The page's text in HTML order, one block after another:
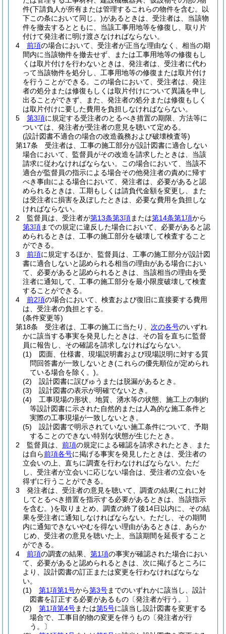
件(下請負人が所有または管理するこれらの物件を含む。以
下この条において同じ。)があるときは、受注者は、当該物
件を撤去するとともに、当該工事用地等を修復し、取り片
付けて発注者に明け渡さなければならない。
4
前項の場合において、受注者が正当な理由なく、相当の期
間内に当該物件を撤去せず、または工事用地等の修復もし
くは取片付けを行わないときは、発注者は、受注者に代わ
って当該物件を処分し、工事用地等の修復または取片付け
を行うことができる。
この場合において、受注者は、発注
者の処分または修復もしくは取片付けについて異議を申し
出ることができず、また、発注者の処分または修復もしく
は取片付けに要した費用を負担しなければならない。
5
第3項に規定する受注者のとるべき措置の期限、方法等に
ついては、発注者が受注者の意見を聴いて定める。
(設計図書不適合の場合の改造義務および破壊検査等)
第17条
受注者は、工事の施工部分が設計図書に適合しない
場合において、監督員がその改造を請求したときは、当該
請求に従わなければならない。
この場合において、当該不
適合が監督員の指示による場合その他発注者の責めに帰す
べき事由による場合において、発注者は、必要があると認
められるときは、工期もしくは請負代金額を変更し、また
は受注者に損害を及ぼしたときは、必要な費用を負担しな
ければならない。
2
監督員は、受注者が第13条第3項または第14条第1項から
第3項までの規定に違反した場合において、必要があると認
められるときは、工事の施工部分を破壊して検査すること
ができる。
3
前項に規定するほか、監督員は、工事の施工部分が設計図
書に適合しないと認められる相当の理由がある場合におい
て、必要があると認められるときは、当該相当の理由を受
注者に通知して、工事の施工部分を最小限度破壊して検査
することができる。
4
前2項の場合において、検査および復旧に直接要する費用
は、受注者の負担とする。
(条件変更等)
第18条
受注者は、工事の施工に当たり、 次の各号のいずれ
かに該当する事実を発見したときは、その旨を直ちに監督
員に報告し、その確認を請求しなければならない。
(1)
図面、仕様書、現場説明書および現場説明に対する質
問回答書が一致しないとき(これらの優先順位が定められ
ている場合を除く。)。
(2)
設計図書に誤びゅうまたは脱漏があるとき。
(3)
設計図書の表示が明確でないとき。
(4)
工事現場の形状、地質、湧水等の状態、施工上の制約
等設計図書に示された自然的または人為的な施工条件と
実際の工事現場が一致しないとき。
(5)
設計図書で明示されていない施工条件について、予期
することのできない特別な状態が生じたとき。
2
監督員は、 前項の規定による確認を請求されたとき、また
は自ら前項各号に掲げる事実を発見したときは、受注者の
立会いの上、直ちに調査を行わなければならない。 ただ
し、受注者が立会いに応じない場合は、受注者の立会いを
得ずに行うことができる。
3
発注者は、受注者の意見を聴いて、調査の結果(これに対
してとるべき措置を指示する必要があるときは、当該指示
を含む。)を取りまとめ、調査の終了後14日以内に、その結
果を受注者に通知しなければならない。 ただし、その期間
内に通知できないやむを得ない理由があるときは、あらか
じめ、受注者の意見を聴いた上、当該期間を延長すること
ができる。
4
前項の調査の結果、 第1項の事実が確認された場合におい
て、必要があると認められるときは、次に掲げるところに
より、設計図書の訂正または変更を行わなければならな
い。
(1)
第1項第1号から第3号までのいずれかに該当し、設計
図書を訂正する必要があるもの〔発注者が行う。
〕
(2)
第1項第4号または第5号に該当し設計図書を変更する
場合で、工事目的物の変更を伴うもの〔発注者が行
う。
〕